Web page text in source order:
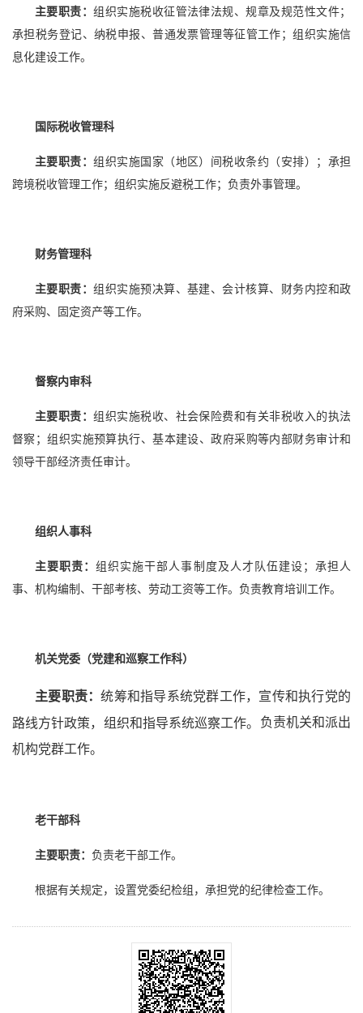
主要职责：组织实施税收征管法律法规、规章及规范性文件；
承担税务登记、纳税申报、普通发票管理等征管工作；组织实施信
息化建设工作。
国际税收管理科
主要职责：组织实施国家（地区）间税收条约（安排）；承担
跨境税收管理工作；组织实施反避税工作；负责外事管理。
财务管理科
主要职责：组织实施预决算、基建、会计核算、财务内控和政
府采购、固定资产等工作。
督察内审科
主要职责：组织实施税收、社会保险费和有关非税收入的执法
督察；组织实施预算执行、基本建设、政府采购等内部财务审计和
领导干部经济责任审计。
组织人事科
主要职责：组织实施干部人事制度及人才队伍建设；承担人
事、机构编制、干部考核、劳动工资等工作。负责教育培训工作。
机关党委（党建和巡察工作科）
主要职责：统筹和指导系统党群工作，宣传和执行党的
路线方针政策，组织和指导系统巡察工作。 负责机关和派出
机构党群工作。
老干部科
主要职责： 负责老干部工作。
根据有关规定，设置党委纪检组，承担党的纪律检查工作。